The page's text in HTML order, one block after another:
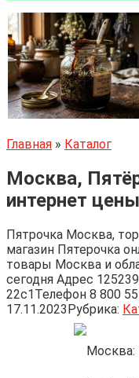
Главная » Каталог
Москва,
интернет цены
Пятрочка Москва,
магазин Пятерочка
товары Москва и
сегодня Адрес
22с1Телефон 8 800
17.11.2023Рубрика: